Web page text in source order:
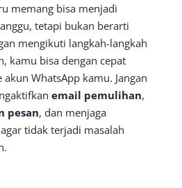
memang bisa menjadi
tetapi bukan berarti
mengikuti langkah-langkah
kamu bisa dengan cepat
WhatsApp kamu. Jangan
email pemulihan,
pesan, dan menjaga
tidak terjadi masalah